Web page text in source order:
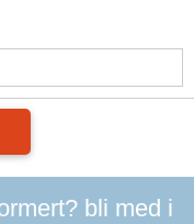
bli med i